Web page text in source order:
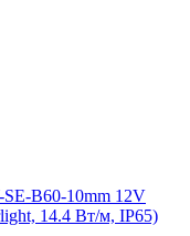
SE-B60-10mm 12V
14.4 Вт/м, IP65)